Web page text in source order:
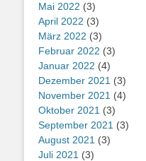
Mai 2022 (3)
April 2022 (3)
März 2022 (3)
Februar 2022 (3)
Januar 2022 (4)
Dezember 2021 (3)
November 2021 (4)
Oktober 2021 (3)
September 2021 (3)
August 2021 (3)
Juli 2021 (3)